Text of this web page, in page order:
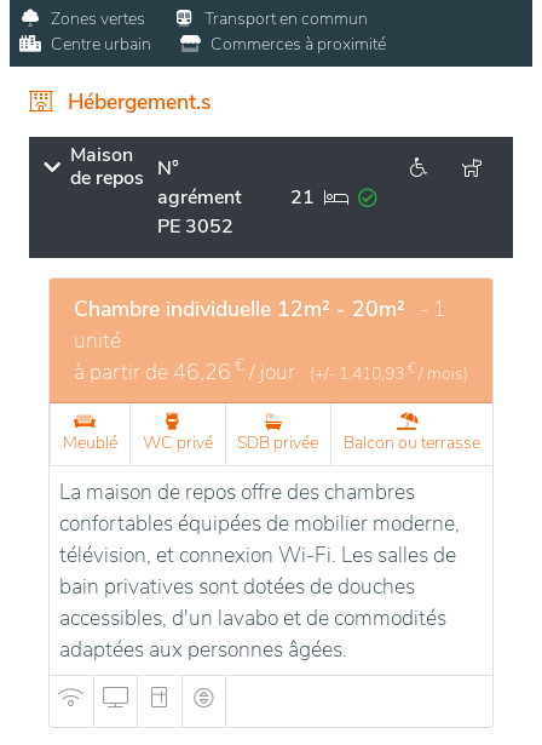
Zones vertes
Transport en commun
Centre urbain
Commerces à proximité
Hébergement.s
Maison
de repos N°
agrément
PE 3052
21
Chambre individuelle 12m² - 20m² - 1
unité
à partir de 46,26 € / jour (+/- 1.410,93 € / mois)
Meublé WC privé SDB privée Balcon ou terrasse
La maison de repos offre des chambres
confortables équipées de mobilier moderne,
télévision, et connexion Wi-Fi. Les salles de
bain privatives sont dotées de douches
accessibles, d'un lavabo et de commodités
adaptées aux personnes âgées.